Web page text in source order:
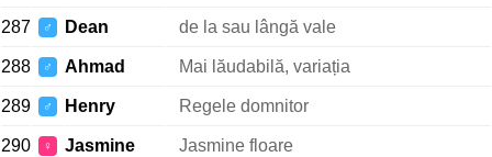
287 ♂ Dean de la sau lângă vale
288 ♂ Ahmad Mai lăudabilă, variația
289 ♂ Henry Regele domnitor
290 ♀ Jasmine Jasmine floare